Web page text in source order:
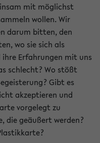
mit möglichst
wollen. Wir
darum bitten, den
wo sie sich als
ihre Erfahrungen mit uns
schlecht? Wo stößt
Gibt es
akzeptieren und
vorgelegt zu
die geäußert werden?